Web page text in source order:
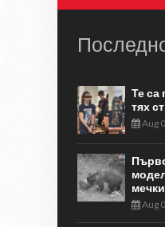
Те са
тях
Aug
Aug